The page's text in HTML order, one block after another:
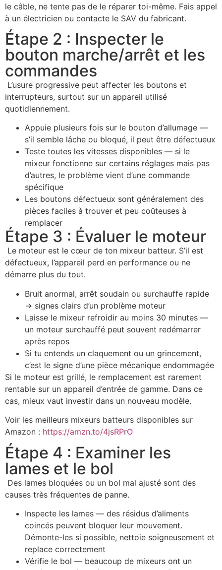
le câble, ne tente pas de le réparer toi-même. Fais appel
à un électricien ou contacte le SAV du fabricant.
Étape 2 : Inspecter le
bouton marche/arrêt et les
commandes
L’usure progressive peut affecter les boutons et
interrupteurs, surtout sur un appareil utilisé
quotidiennement.
Appuie plusieurs fois sur le bouton d’allumage —
s’il semble lâche ou bloqué, il peut être défectueux
Teste toutes les vitesses disponibles — si le
mixeur fonctionne sur certains réglages mais pas
d’autres, le problème vient d’une commande
spécifique
Les boutons défectueux sont généralement des
pièces faciles à trouver et peu coûteuses à
remplacer
Étape 3 : Évaluer le moteur
Le moteur est le cœur de ton mixeur batteur. S’il est
défectueux, l’appareil perd en performance ou ne
démarre plus du tout.
Bruit anormal, arrêt soudain ou surchauffe rapide
→ signes clairs d’un problème moteur
Laisse le mixeur refroidir au moins 30 minutes —
un moteur surchauffé peut souvent redémarrer
après repos
Si tu entends un claquement ou un grincement,
c’est le signe d’une pièce mécanique endommagée
Si le moteur est grillé, le remplacement est rarement
rentable sur un appareil d’entrée de gamme. Dans ce
cas, mieux vaut investir dans un nouveau modèle.
Voir les meilleurs mixeurs batteurs disponibles sur
Amazon : https://amzn.to/4jsRPrO
Étape 4 : Examiner les
lames et le bol
Des lames bloquées ou un bol mal ajusté sont des
causes très fréquentes de panne.
Inspecte les lames — des résidus d’aliments
coincés peuvent bloquer leur mouvement.
Démonte-les si possible, nettoie soigneusement et
replace correctement
Vérifie le bol — beaucoup de mixeurs ont un